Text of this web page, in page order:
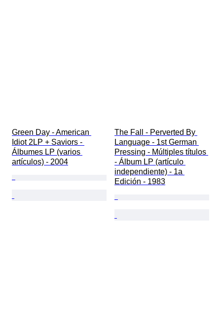
Green Day - American
Idiot 2LP + Saviors -
Álbumes LP (varios
artículos) - 2004
The Fall - Perverted By
Language - 1st German
Pressing - Múltiples títulos
- Álbum LP (artículo
independiente) - 1a
Edición - 1983